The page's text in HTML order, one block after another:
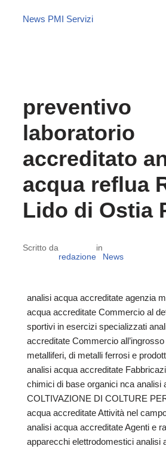
News PMI Servizi
preventivo
laboratorio
accreditato
acqua reflua
Lido di Ostia
Scritto da
redazione
in
News
analisi acqua accreditate agenzia
acqua accreditate Commercio al
sportivi in esercizi specializzati
accreditate Commercio
metalliferi, di metalli ferrosi e
analisi acqua accreditate
chimici di base organici nca analisi
COLTIVAZIONE DI COLTURE
acqua accreditate Attività nel
analisi acqua accreditate Agenti e
apparecchi elettrodomestici analisi